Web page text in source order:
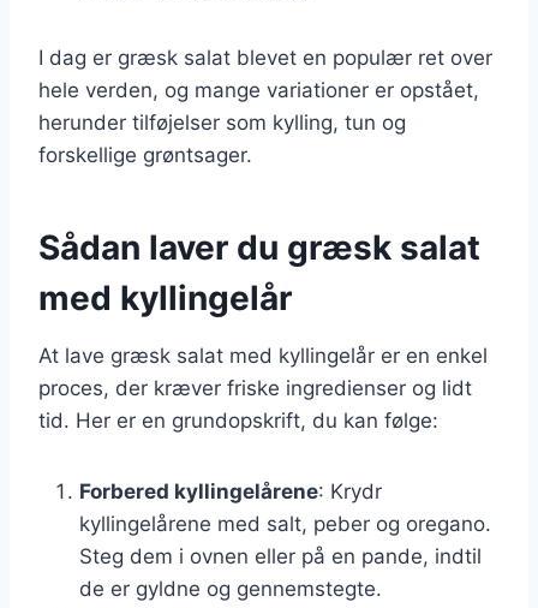
I dag er græsk salat blevet en populær ret over
hele verden, og mange variationer er opstået,
herunder tilføjelser som kylling, tun og
forskellige grøntsager.
Sådan laver du græsk salat
med kyllingelår
At lave græsk salat med kyllingelår er en enkel
proces, der kræver friske ingredienser og lidt
tid. Her er en grundopskrift, du kan følge:
Forbered kyllingelårene: Krydr
kyllingelårene med salt, peber og oregano.
Steg dem i ovnen eller på en pande, indtil
de er gyldne og gennemstegte.